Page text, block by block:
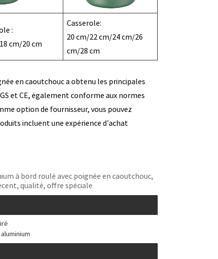
:
cm/20 cm
Casserole:
20 cm/22 cm/24 cm/26
cm/28 cm
en caoutchouc a obtenu les principales
et CE, également conforme aux normes
option de fournisseur, vous pouvez
incluent une expérience d'achat
à bord roulé avec poignée en caoutchouc,
qualité, offre spéciale